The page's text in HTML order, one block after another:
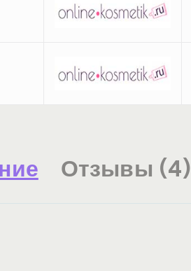
Отзывы (4)